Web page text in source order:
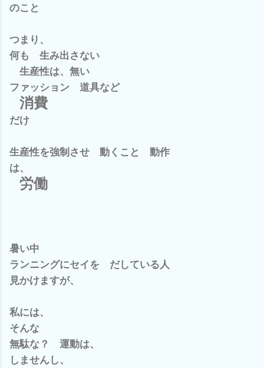
のこと
つまり、
何も 生み出さない
生産性は、無い
ファッション 道具など
消費
だけ
生産性を強制させ 動くこと 動作
は、
労働
暑い中
ランニングにセイを だしている人
見かけますが、
私には、
そんな
無駄な？ 運動は、
しませんし、